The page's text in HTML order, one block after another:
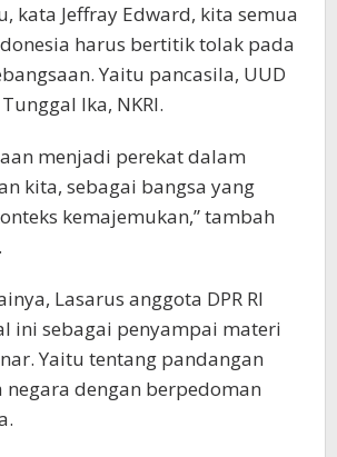
kata Jeffray Edward, kita semua
harus bertitik tolak pada
Yaitu pancasila, UUD
Ika, NKRI.
menjadi perekat dalam
kita, sebagai bangsa yang
kemajemukan,” tambah
Lasarus anggota DPR RI
ini sebagai penyampai materi
Yaitu tentang pandangan
negara dengan berpedoman